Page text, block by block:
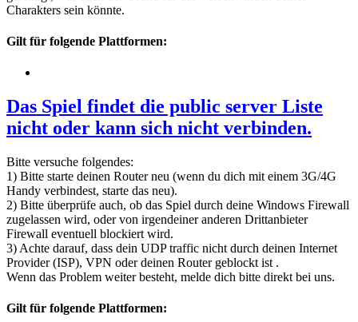
Charakters sein könnte.
Gilt für folgende Plattformen:
Das Spiel findet die public server Liste
nicht oder kann sich nicht verbinden.
Bitte versuche folgendes:
1) Bitte starte deinen Router neu (wenn du dich mit einem 3G/4G
Handy verbindest, starte das neu).
2) Bitte überprüfe auch, ob das Spiel durch deine Windows Firewall
zugelassen wird, oder von irgendeiner anderen Drittanbieter
Firewall eventuell blockiert wird.
3) Achte darauf, dass dein UDP traffic nicht durch deinen Internet
Provider (ISP), VPN oder deinen Router geblockt ist .
Wenn das Problem weiter besteht, melde dich bitte direkt bei uns.
Gilt für folgende Plattformen: